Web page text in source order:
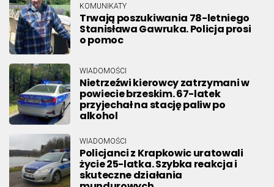
KOMUNIKATY
Trwają poszukiwania 78-letniego
Stanisława Gawruka. Policja prosi
o pomoc
WIADOMOŚCI
Nietrzeźwi kierowcy zatrzymani w
powiecie brzeskim. 67-latek
przyjechał na stację paliw po
alkohol
WIADOMOŚCI
Policjanci z Krapkowic uratowali
życie 25-latka. Szybka reakcja i
skuteczne działania